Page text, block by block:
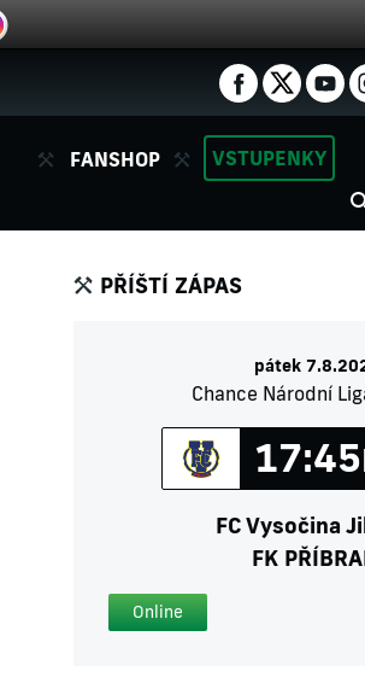
FANSHOP VSTUPENKY
PŘÍŠTÍ ZÁPAS
pátek
Chance Národní
17:45
FC Vysočina
FK
Online